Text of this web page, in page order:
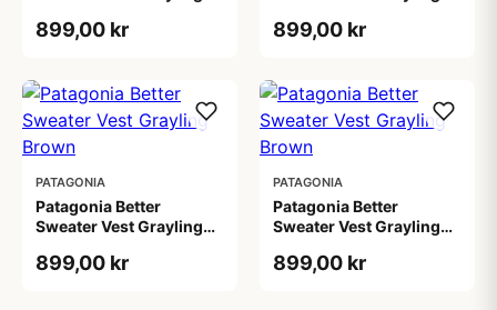
899,00 kr 899,00 kr
PATAGONIA
Patagonia Better
Sweater Vest Grayling
899,00 kr
PATAGONIA
Patagonia Better
Sweater Vest Grayling
899,00 kr